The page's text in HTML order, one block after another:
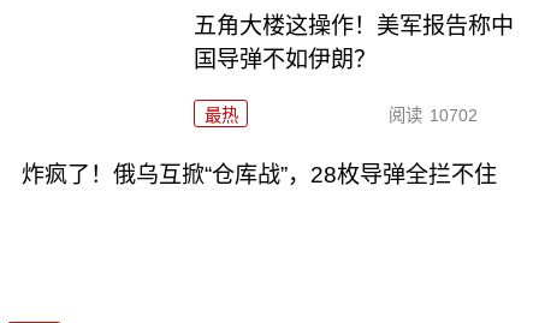
五角大楼这操作！美军报告称中
国导弹不如伊朗？
最热 阅读 10702
炸疯了！俄乌互掀“仓库战”，28枚导弹全拦不住